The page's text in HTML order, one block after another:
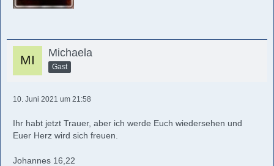
Michaela
Gast
10. Juni 2021 um 21:58
Ihr habt jetzt Trauer, aber ich werde Euch wiedersehen und
Euer Herz wird sich freuen.
Johannes 16,22